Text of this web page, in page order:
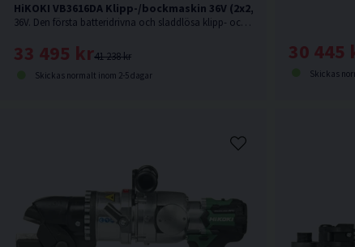
HiKOKI VB3616DA Klipp-/bockmaskin 36V (2x2,5Ah)
36V. Den första batteridrivna och sladdlösa klipp- och bockmaskinen på marknaden.
41 238 kr
33 495 kr
Skickas normalt inom 2-5 dagar
30 445
Skickas